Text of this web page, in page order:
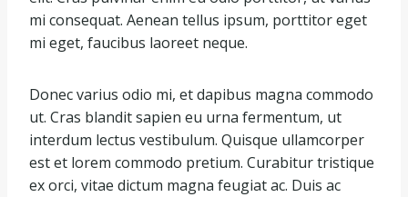
mi consequat. Aenean tellus ipsum, porttitor eget
mi eget, faucibus laoreet neque.
Donec varius odio mi, et dapibus magna commodo
ut. Cras blandit sapien eu urna fermentum, ut
interdum lectus vestibulum. Quisque ullamcorper
est et lorem commodo pretium. Curabitur tristique
ex orci, vitae dictum magna feugiat ac. Duis ac